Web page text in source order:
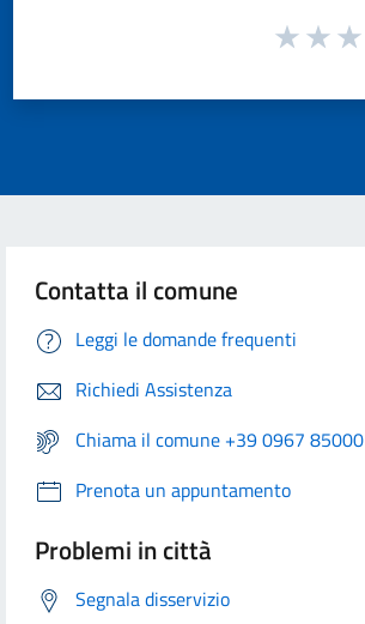
Contatta il comune
Leggi le domande frequenti
Richiedi Assistenza
Chiama il comune +39 0967 85000
Prenota un appuntamento
Problemi in città
Segnala disservizio